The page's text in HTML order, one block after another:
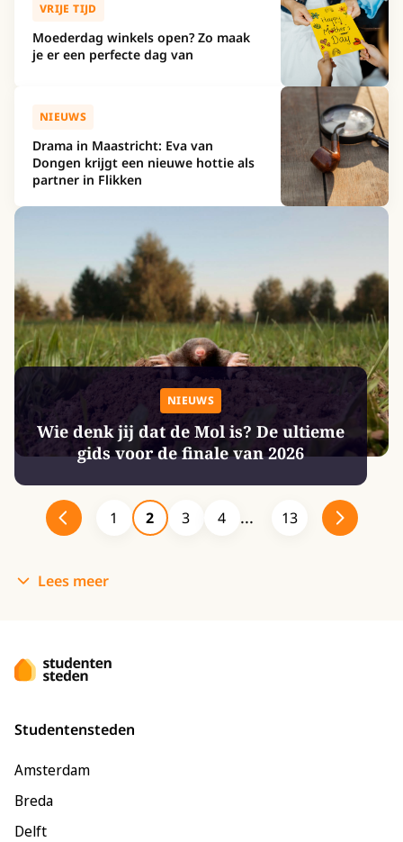
VRIJE TIJD
Moederdag winkels open? Zo maak
je er een perfecte dag van
NIEUWS
Drama in Maastricht: Eva van
Dongen krijgt een nieuwe hottie als
partner in Flikken
NIEUWS
Wie denk jij dat de Mol is? De ultieme
gids voor de finale van 2026
1 2 3 4 13
Lees meer
Studentensteden
Amsterdam
Breda
Delft